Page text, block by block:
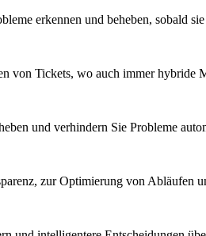
erkennen und beheben, sobald
von Tickets, wo auch immer hybride
und verhindern Sie Probleme
zur Optimierung von Abläufen